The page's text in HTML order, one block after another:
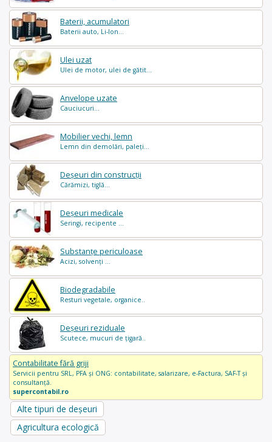
Baterii, acumulatori
Baterii auto, Li-Ion...
Ulei uzat
Ulei de motor, ulei de gătit...
Anvelope uzate
Cauciucuri...
Mobilier vechi, lemn
Lemn din demolări, paleți...
Deșeuri din construcții
Cărămizi, tiglă...
Deșeuri medicale
Seringi, recipente ...
Substanțe periculoase
Acizi, solvenți ...
Biodegradabile
Resturi vegetale, organice..
Deșeuri reziduale
Scutece, mucuri de țigară..
Contabilitate fără griji
Servicii pentru SRL, PFA și ONG: contabilitate, salarizare, e-Factura, SAF-T și
consultanță.
supercontabil.ro
Alte tipuri de deșeuri
Agricultura ecologică